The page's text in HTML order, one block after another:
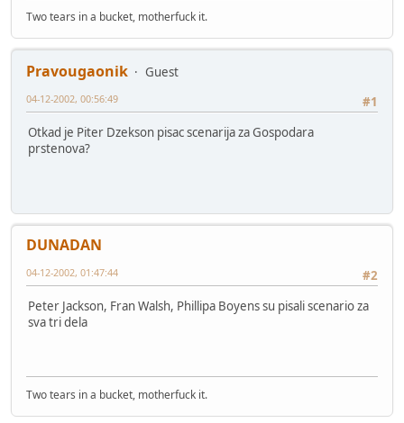
Two tears in a bucket, motherfuck it.
Pravougaonik
Guest
#1
04-12-2002, 00:56:49
Otkad je Piter Dzekson pisac scenarija za Gospodara
prstenova?
DUNADAN
#2
04-12-2002, 01:47:44
Peter Jackson, Fran Walsh, Phillipa Boyens su pisali scenario za
sva tri dela
Two tears in a bucket, motherfuck it.